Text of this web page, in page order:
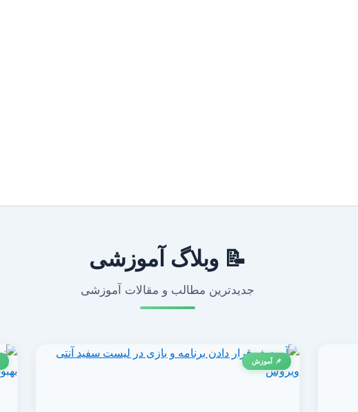
📝 وبلاگ آموزشی
جدیدترین مطالب و مقالات آموزشی
📌 آموزش